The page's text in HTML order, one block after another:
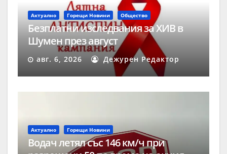
Актуално Горещи Новини Общество
Безплатни изследвания за ХИВ в
Шумен през август
авг. 6, 2026 Дежурен Редактор
Актуално Горещи Новини
Водач летял със 146 км/ч при